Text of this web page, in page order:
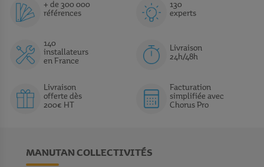
+ de 300 000
références
130
experts
140
installateurs
en France
Livraison
24h/48h
Livraison
offerte dès
200€ HT
Facturation
simplifiée avec
Chorus Pro
MANUTAN COLLECTIVITÉS